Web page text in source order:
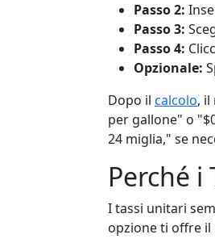
Passo 2:
Passo 3:
Passo 4:
Opzionale:
Dopo il calcolo,
per gallone" o
24 miglia," se
Perché
I tassi unitari
opzione ti offre